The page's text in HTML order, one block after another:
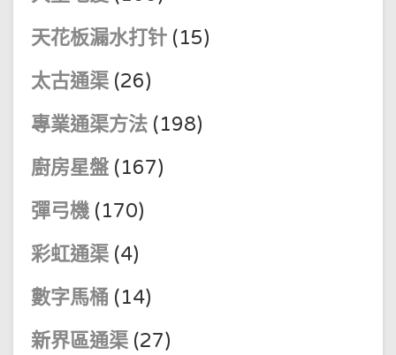
天花板漏水打针 (15)
太古通渠 (26)
專業通渠方法 (198)
廚房星盤 (167)
彈弓機 (170)
彩虹通渠 (4)
數字馬桶 (14)
新界區通渠 (27)